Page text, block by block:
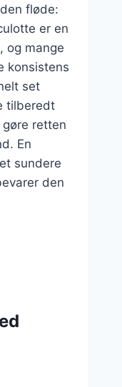
fløde:
er en
og mange
konsistens
set
tilberedt
retten
En
sundere
den